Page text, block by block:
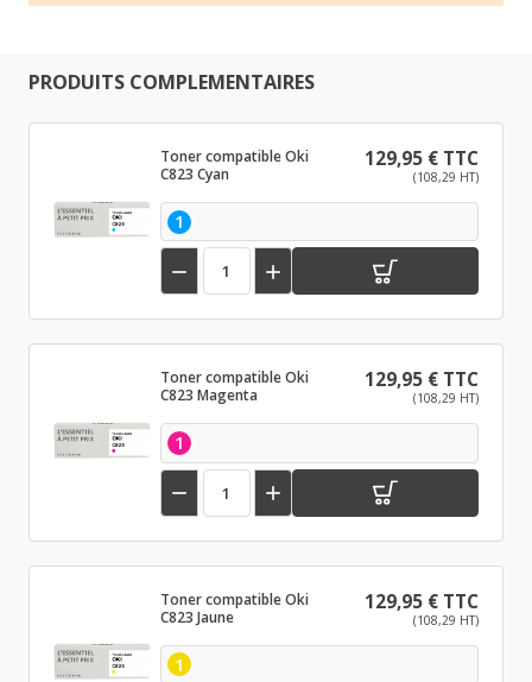
PRODUITS COMPLEMENTAIRES
Toner compatible Oki
C823 Cyan
129,95 € TTC
(108,29 HT)
1
 
Toner compatible Oki
C823 Magenta
129,95 € TTC
(108,29 HT)
1
 
Toner compatible Oki
C823 Jaune
129,95 € TTC
(108,29 HT)
1